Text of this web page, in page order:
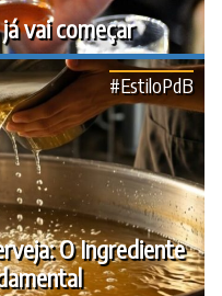
vai começar
O Ingrediente
#EstiloPdB